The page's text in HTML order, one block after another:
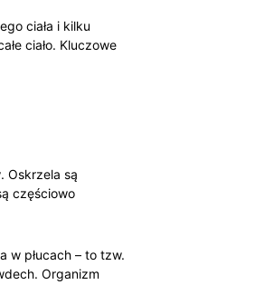
ciała i kilku
ciało. Kluczowe
. Oskrzela są
częściowo
w płucach – to tzw.
Organizm